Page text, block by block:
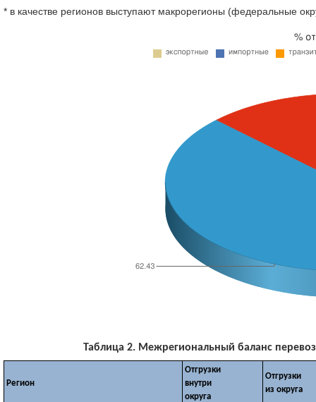
* в качестве регионов выступают макрорегионы (федеральные
Таблица 2. Межрегиональный баланс
Регион
Отгрузки
внутри
округа
Отгрузки
из округа